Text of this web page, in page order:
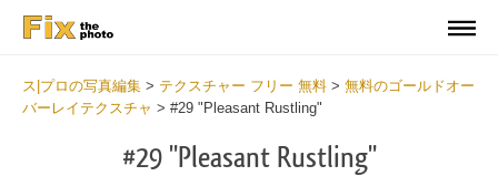
ス|プロの写真編集 > テクスチャー フリー 無料 > 無料のゴールドオー
バーレイテクスチャ > #29 "Pleasant Rustling"
#29 "Pleasant Rustling"